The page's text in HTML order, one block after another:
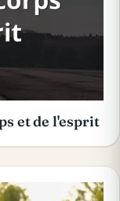
et de l'esprit